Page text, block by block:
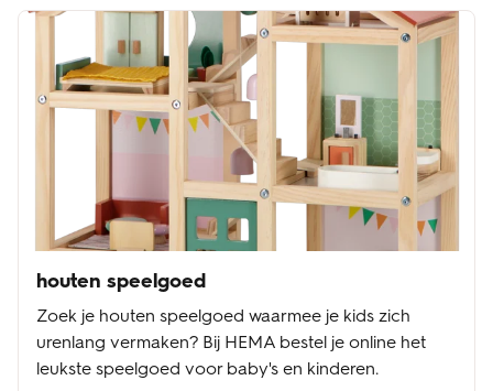
houten speelgoed
Zoek je houten speelgoed waarmee je kids zich
urenlang vermaken? Bij HEMA bestel je online het
leukste speelgoed voor baby's en kinderen.